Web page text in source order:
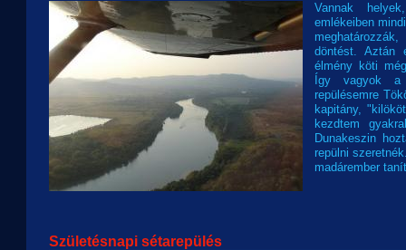
Vannak
emlékeiben
döntést. Aztán
élmény köti
Így vagyok a
repülésemre
kapitány,
kezdtem
Dunakeszin
repülni
madárember
Születésnapi sétarepülés